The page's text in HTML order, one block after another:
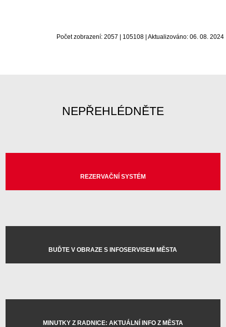
Počet zobrazení: 2057 | 105108 | Aktualizováno: 06. 08. 2024
NEPŘEHLÉDNĚTE
REZERVAČNÍ SYSTÉM
BUĎTE V OBRAZE S INFOSERVISEM MĚSTA
MINUTKY Z RADNICE: AKTUÁLNÍ INFO Z MĚSTA